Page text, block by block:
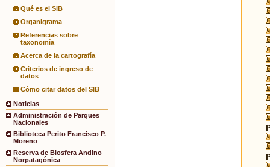
Qué es el SIB
Organigrama
Referencias sobre
taxonomía
Acerca de la cartografía
Criterios de ingreso de
datos
Cómo citar datos del SIB
Noticias
Administración de Parques
Nacionales
Biblioteca Perito Francisco P.
Moreno
Reserva de Biosfera Andino
Norpatagónica